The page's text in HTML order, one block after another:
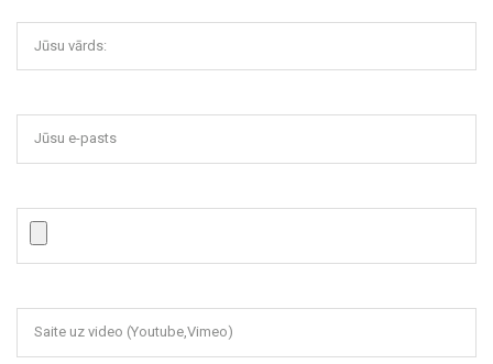
Jūsu vārds:
Jūsu e-pasts
Saite uz video (Youtube,Vimeo)